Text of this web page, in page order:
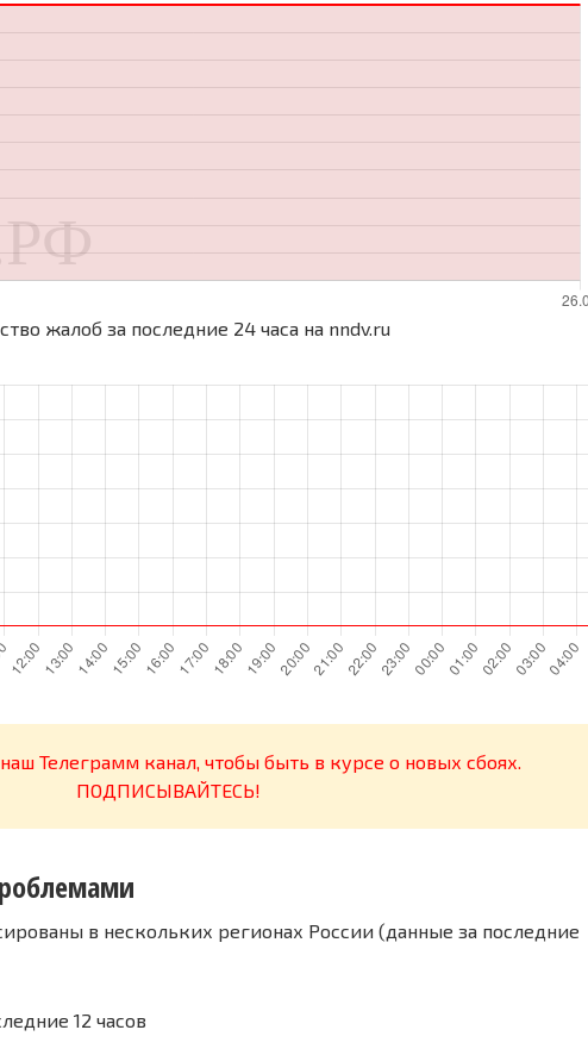
жалоб за последние 24 часа на nndv.ru
Телеграмм канал, чтобы быть в курсе о новых сбоях.
ПОДПИСЫВАЙТЕСЬ!
в нескольких регионах России (данные за последние
12 часов